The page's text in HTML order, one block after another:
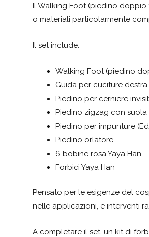
Il Walking Foot (piedino
o materiali particolarmente
Il set include:
Walking Foot (piedino
Guida per cuciture destra
Piedino per cerniere
Piedino zigzag con
Piedino per impunture
Piedino orlatore
6 bobine rosa Yaya Han
Forbici Yaya Han
Pensato per le esigenze del
nelle applicazioni, e interventi
A completare il set, un kit di